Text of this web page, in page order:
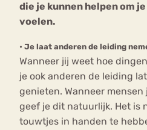
die je kunnen helpen om
voelen.
• Je laat anderen de leiding
Wanneer jij weet hoe
je ook anderen de leiding
genieten. Wanneer
geef je dit natuurlijk. Het is
touwtjes in handen te